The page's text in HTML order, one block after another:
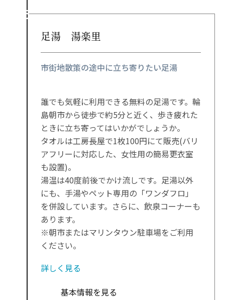
足湯 湯楽里
市街地散策の途中に立ち寄りたい足湯
誰でも気軽に利用できる無料の足湯です。輪
島朝市から徒歩で約5分と近く、歩き疲れた
ときに立ち寄ってはいかがでしょうか。
タオルは工房長屋で1枚100円にて販売(バリ
アフリーに対応した、女性用の簡易更衣室
も設置)。
湯温は40度前後でかけ流しです。足湯以外
にも、手湯やペット専用の「ワンダフロ」
を併設しています。さらに、飲泉コーナーも
あります。
※朝市またはマリンタウン駐車場をご利用
ください。
詳しく見る
基本情報を見る